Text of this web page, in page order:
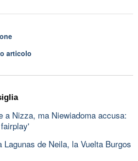
articolo
a Nizza, ma Niewiadoma accusa:
de Neila, la Vuelta Burgos